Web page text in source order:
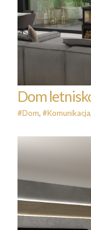
Dom
Dom
#Dom, #Komunikacja,